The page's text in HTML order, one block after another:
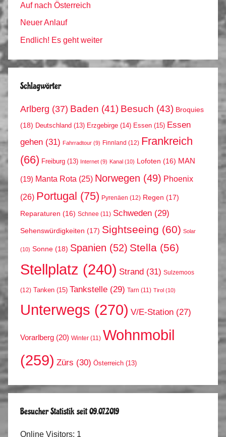
Auf nach Österreich
Neuer Anlauf
Endlich! Es geht weiter
Schlagwörter
Arlberg (37) Baden (41) Besuch (43) Broquies
(18) Deutschland (13) Erzgebirge (14) Essen (15) Essen
gehen (31) Fahrradtour (9) Finnland (12) Frankreich
(66) Freiburg (13) Internet (9) Kanal (10) Lofoten (16) MAN
(19) Manta Rota (25) Norwegen (49) Phoenix
(26) Portugal (75) Pyrenäen (12) Regen (17)
Reparaturen (16) Schnee (11) Schweden (29)
Sehenswürdigkeiten (17) Sightseeing (60) Solar
(10) Sonne (18) Spanien (52) Stella (56)
Stellplatz (240) Strand (31) Sulzemoos
(12) Tanken (15) Tankstelle (29) Tarn (11) Tirol (10)
Unterwegs (270) V/E-Station (27)
Vorarlberg (20) Winter (11) Wohnmobil
(259) Zürs (30) Österreich (13)
Besucher Statistik seit 09.07.2019
Online Visitors: 1